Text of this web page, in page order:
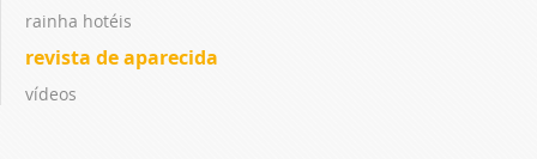
rainha hotéis
revista de aparecida
vídeos